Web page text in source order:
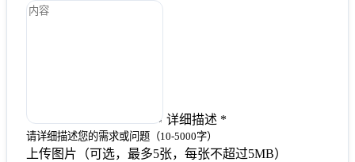
详细描述 *
请详细描述您的需求或问题（10-5000字）
上传图片（可选，最多5张，每张不超过5MB）